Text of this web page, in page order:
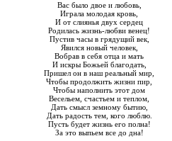
Вас было двое и любовь,
Играла молодая кровь,
И от слиянья двух сердец
Родилась жизнь-любви венец!
Пустив часы в грядущий век,
Явился новый человек,
Вобрав в себя отца и мать
И искры Божьей благодать,
Пришел он в наш реальный мир,
Чтобы продолжить жизни пир,
Чтобы наполнить этот дом
Весельем, счастьем и теплом,
Дать смысл земному бытию,
Дать радость тем, кого люблю.
Пусть будет жизнь его полна!
За это выпьем все до дна!